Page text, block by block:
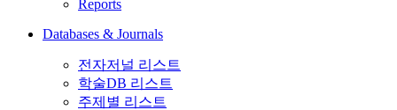
Reports
Databases & Journals
전자저널 리스트
학술DB 리스트
주제별 리스트